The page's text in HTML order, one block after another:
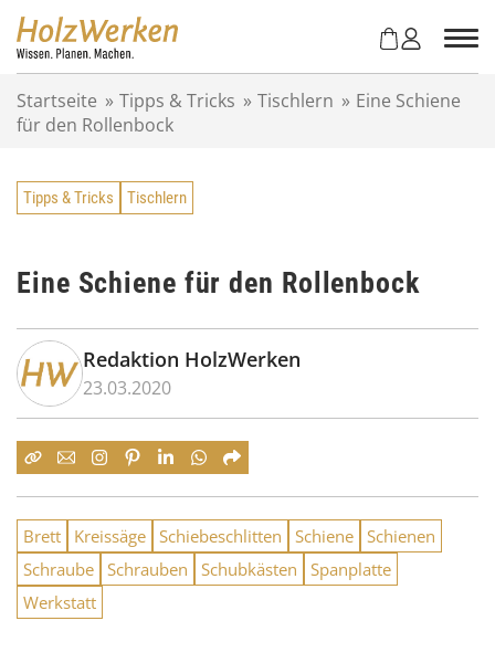
Startseite » Tipps & Tricks » Tischlern » Eine Schiene
für den Rollenbock
Tipps & Tricks Tischlern
Eine Schiene für den Rollenbock
Redaktion HolzWerken
23.03.2020
Brett Kreissäge Schiebeschlitten Schiene Schienen
Schraube Schrauben Schubkästen
Spanplatte
Werkstatt